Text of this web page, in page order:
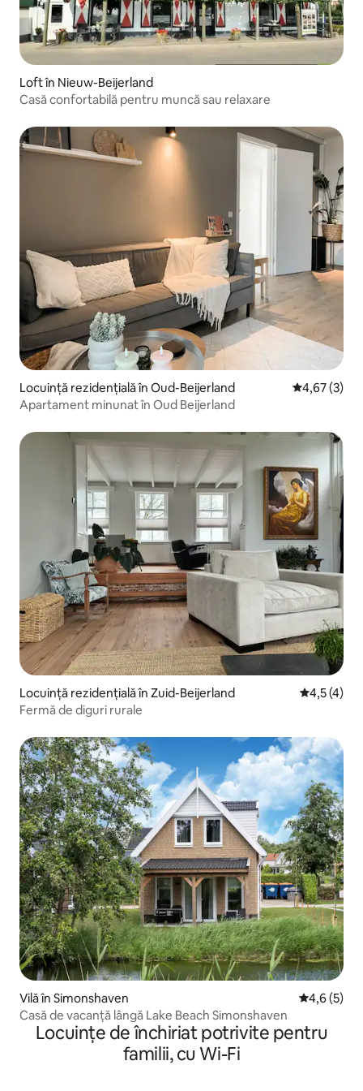
Loft în Nieuw-Beijerland
Casă confortabilă pentru muncă sau relaxare
Locuință rezidențială în Oud-Beijerland Scor mediu
4,67 (3)
Apartament minunat în Oud Beijerland
Locuință rezidențială în Zuid-Beijerland Scor
4,5 (4)
Fermă de diguri rurale
Vilă în Simonshaven Scor
4,6 (5)
Casă de vacanță lângă Lake Beach Simonshaven
Locuințe de închiriat potrivite pentru
familii, cu Wi-Fi